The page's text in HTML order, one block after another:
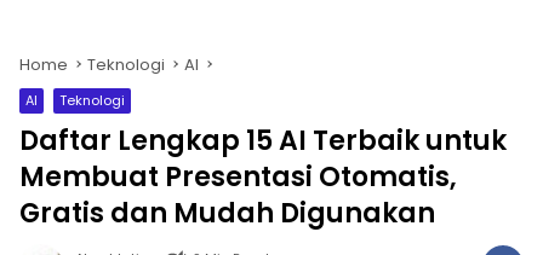
Home Teknologi AI
AI Teknologi
Daftar Lengkap 15 AI Terbaik untuk
Membuat Presentasi Otomatis,
Gratis dan Mudah Digunakan